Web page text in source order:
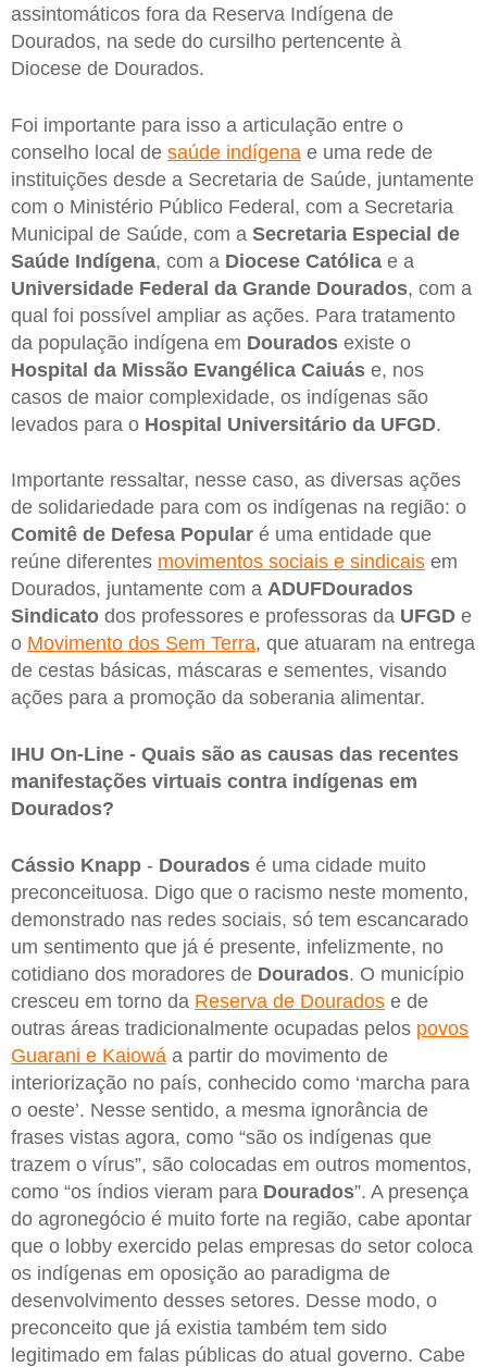
assintomáticos fora da Reserva Indígena de
Dourados, na sede do cursilho pertencente à
Diocese de Dourados.
Foi importante para isso a articulação entre o
conselho local de saúde indígena e uma rede de
instituições desde a Secretaria de Saúde, juntamente
com o Ministério Público Federal, com a Secretaria
Municipal de Saúde, com a Secretaria Especial de
Saúde Indígena, com a Diocese Católica e a
Universidade Federal da Grande Dourados, com a
qual foi possível ampliar as ações. Para tratamento
da população indígena em Dourados existe o
Hospital da Missão Evangélica Caiuás e, nos
casos de maior complexidade, os indígenas são
levados para o Hospital Universitário da UFGD.
Importante ressaltar, nesse caso, as diversas ações
de solidariedade para com os indígenas na região: o
Comitê de Defesa Popular é uma entidade que
reúne diferentes movimentos sociais e sindicais em
Dourados, juntamente com a ADUFDourados
Sindicato dos professores e professoras da UFGD e
o Movimento dos Sem Terra, que atuaram na entrega
de cestas básicas, máscaras e sementes, visando
ações para a promoção da soberania alimentar.
IHU On-Line - Quais são as causas das recentes
manifestações virtuais contra indígenas em
Dourados?
Cássio Knapp - Dourados é uma cidade muito
preconceituosa. Digo que o racismo neste momento,
demonstrado nas redes sociais, só tem escancarado
um sentimento que já é presente, infelizmente, no
cotidiano dos moradores de Dourados. O município
cresceu em torno da Reserva de Dourados e de
outras áreas tradicionalmente ocupadas pelos povos
Guarani e Kaiowá a partir do movimento de
interiorização no país, conhecido como ‘marcha para
o oeste’. Nesse sentido, a mesma ignorância de
frases vistas agora, como “são os indígenas que
trazem o vírus”, são colocadas em outros momentos,
como “os índios vieram para Dourados”. A presença
do agronegócio é muito forte na região, cabe apontar
que o lobby exercido pelas empresas do setor coloca
os indígenas em oposição ao paradigma de
desenvolvimento desses setores. Desse modo, o
preconceito que já existia também tem sido
legitimado em falas públicas do atual governo. Cabe